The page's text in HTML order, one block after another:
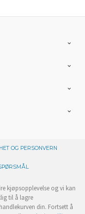
OG PERSONVERN
kjøpsopplevelse og vi kan
til å lagre
din. Fortsett å